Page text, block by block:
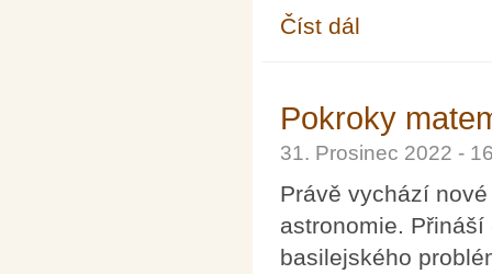
Číst dál
Pokroky
31. Prosinec 2022 -
Právě vychází
astronomie.
basilejského